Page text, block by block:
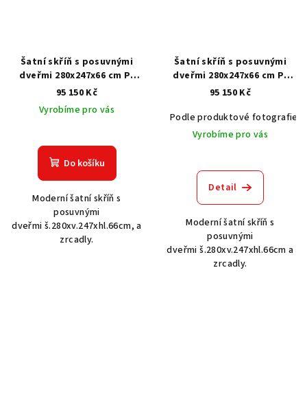
Šatní skříň s posuvnými
dveřmi 280x247x66 cm P-
7245
95 150 Kč
Vyrobíme pro vás
Do košíku
Moderní šatní skříň s
posuvnými
dveřmi š.280xv.247xhl.66cm, a
zrcadly.
Šatní skříň s posuvnými
dveřmi 280x247x66 cm P-
7249
95 150 Kč
Podle produktové fotografie
Vyrobíme pro vás
Detail
Moderní šatní skříň s
posuvnými
dveřmi š.280xv.247xhl.66cm a
zrcadly.